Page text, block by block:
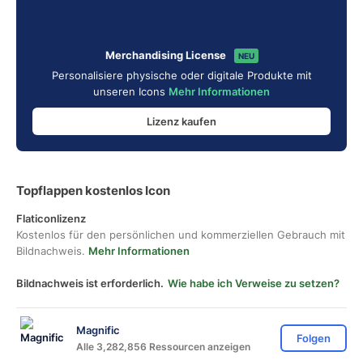
Merchandising License NEU
Personalisiere physische oder digitale Produkte mit
unseren Icons Mehr Informationen
Lizenz kaufen
Topflappen kostenlos Icon
Flaticonlizenz
Kostenlos für den persönlichen und kommerziellen Gebrauch mit
Bildnachweis. Mehr Informationen
Bildnachweis ist erforderlich. Wie habe ich Verweise zu setzen?
Magnific
Alle 3,282,856 Ressourcen anzeigen
Folgen